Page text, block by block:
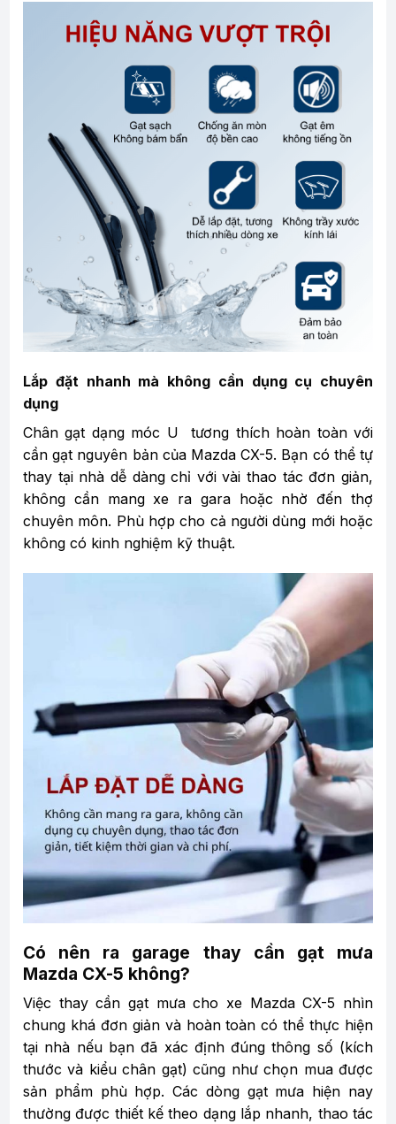
Lắp đặt nhanh mà không cần dụng cụ chuyên
dụng
Chân gạt dạng móc U tương thích hoàn toàn với
cần gạt nguyên bản của Mazda CX-5. Bạn có thể tự
thay tại nhà dễ dàng chỉ với vài thao tác đơn giản,
không cần mang xe ra gara hoặc nhờ đến thợ
chuyên môn. Phù hợp cho cả người dùng mới hoặc
không có kinh nghiệm kỹ thuật.
Có nên ra garage thay cần gạt mưa
Mazda CX-5 không?
Việc thay cần gạt mưa cho xe Mazda CX-5 nhìn
chung khá đơn giản và hoàn toàn có thể thực hiện
tại nhà nếu bạn đã xác định đúng thông số (kích
thước và kiểu chân gạt) cũng như chọn mua được
sản phẩm phù hợp. Các dòng gạt mưa hiện nay
thường được thiết kế theo dạng lắp nhanh, thao tác